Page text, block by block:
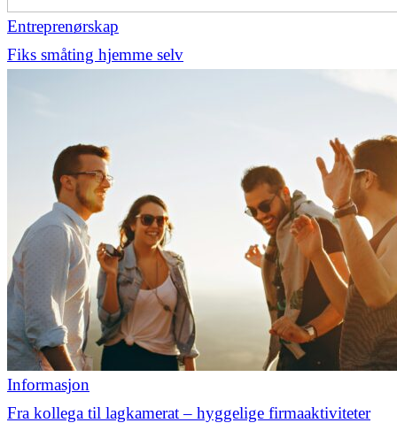
Entreprenørskap
Fiks småting hjemme selv
Informasjon
Fra kollega til lagkamerat – hyggelige firmaaktiviteter